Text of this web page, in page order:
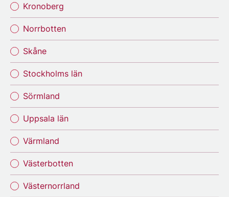
Kronoberg
Norrbotten
Skåne
Stockholms län
Sörmland
Uppsala län
Värmland
Västerbotten
Västernorrland